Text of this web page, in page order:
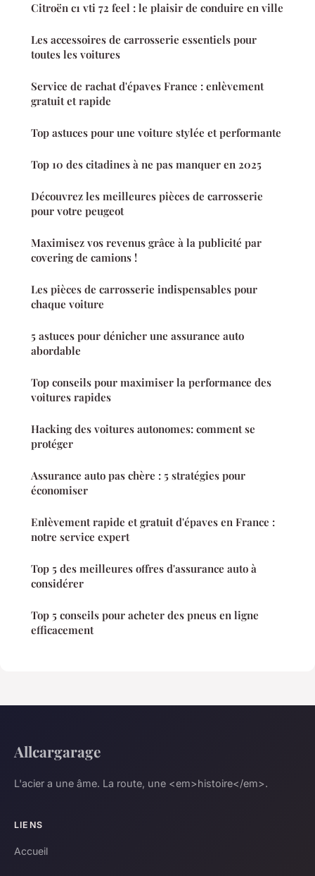
Citroën c1 vti 72 feel : le plaisir de conduire en ville
Les accessoires de carrosserie essentiels pour
toutes les voitures
Service de rachat d'épaves France : enlèvement
gratuit et rapide
Top astuces pour une voiture stylée et performante
Top 10 des citadines à ne pas manquer en 2025
Découvrez les meilleures pièces de carrosserie
pour votre peugeot
Maximisez vos revenus grâce à la publicité par
covering de camions !
Les pièces de carrosserie indispensables pour
chaque voiture
5 astuces pour dénicher une assurance auto
abordable
Top conseils pour maximiser la performance des
voitures rapides
Hacking des voitures autonomes: comment se
protéger
Assurance auto pas chère : 5 stratégies pour
économiser
Enlèvement rapide et gratuit d'épaves en France :
notre service expert
Top 5 des meilleures offres d'assurance auto à
considérer
Top 5 conseils pour acheter des pneus en ligne
efficacement
Allcargarage
L'acier a une âme. La route, une <em>histoire</em>.
LIENS
Accueil